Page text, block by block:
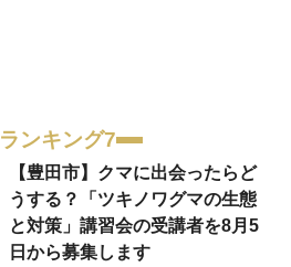
ランキング7
【豊田市】クマに出会ったらど
うする？「ツキノワグマの生態
と対策」講習会の受講者を8月5
日から募集します